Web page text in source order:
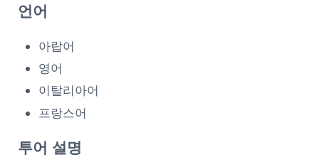
언어
아랍어
영어
이탈리아어
프랑스어
투어 설명